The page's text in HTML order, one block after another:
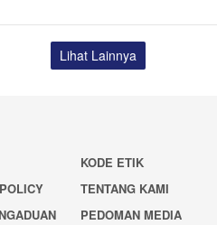
Lihat Lainnya
KODE ETIK
TENTANG KAMI
PEDOMAN MEDIA